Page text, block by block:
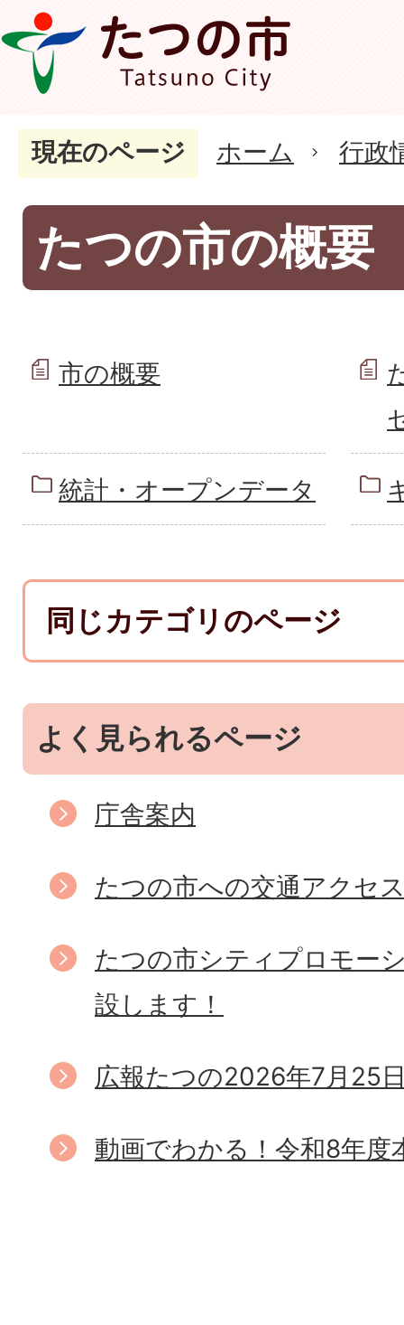
現在のページ ホーム 行政
たつの市の概要
市の概要
統計・オープンデータ
同じカテゴリのページ
よく見られるページ
庁舎案内
たつの市への交通アクセ
たつの市シティプロモー
設します！
広報たつの2026年7月25
動画でわかる！令和8年度